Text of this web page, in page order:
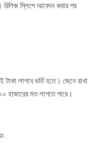
স্লিপে আবেদন করার পর
টাকা লাগবে ভর্তি হতে। জেনে রাখা
হাজারের মত লাগতে পারে।